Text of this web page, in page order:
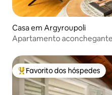
Casa em Argyroupoli
Apartamento
Favoritos dos hóspedes
Favorito dos hóspedes